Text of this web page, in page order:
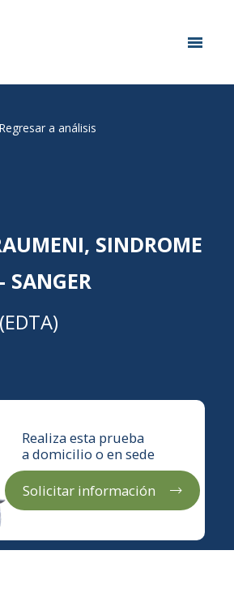
Regresar a análisis
SINDROME
SANGER
Realiza esta prueba
a domicilio o en sede
Solicitar información